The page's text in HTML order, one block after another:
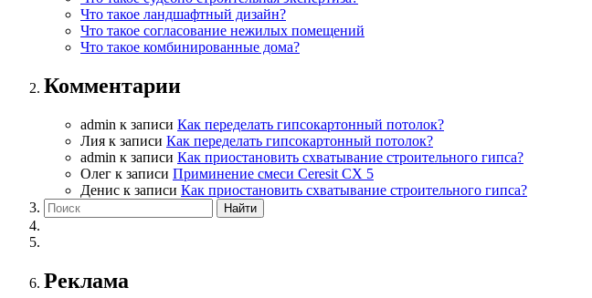
Что такое ландшафтный дизайн?
Что такое согласование нежилых помещений
Что такое комбинированные дома?
Комментарии
admin к записи Как переделать гипсокартонный потолок?
Лия к записи Как переделать гипсокартонный потолок?
admin к записи Как приостановить схватывание строительного гипса?
Олег к записи Приминение смеси Ceresit СХ 5
Денис к записи Как приостановить схватывание строительного гипса?
Реклама